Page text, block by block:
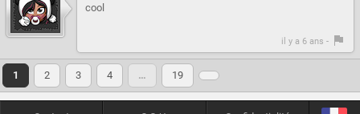
cool
il y a 6 ans -
1 2 3 4 … 19